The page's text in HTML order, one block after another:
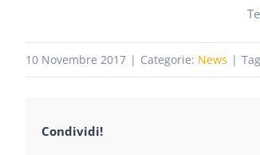
10 Novembre 2017 | Categorie: News |
Condividi!